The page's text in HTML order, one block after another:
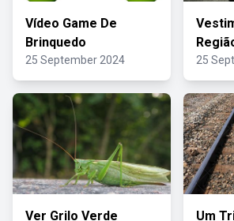
Vídeo Game De
Brinquedo
25 September 2024 25
Ver Grilo Verde Um